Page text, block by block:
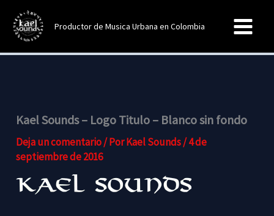
contenido
Productor de Musica Urbana en Colombia
Kael Sounds – Logo Titulo – Blanco sin fondo
Deja un comentario/ PorKael Sounds/4 de
septiembre de 2016